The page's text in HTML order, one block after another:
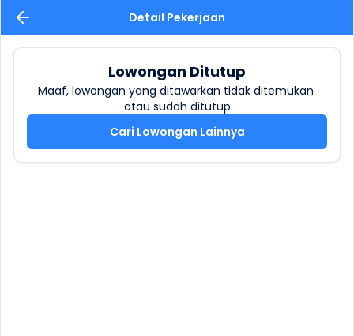
Detail Pekerjaan
Lowongan Ditutup
Maaf, lowongan yang ditawarkan tidak ditemukan
atau sudah ditutup
Cari Lowongan Lainnya